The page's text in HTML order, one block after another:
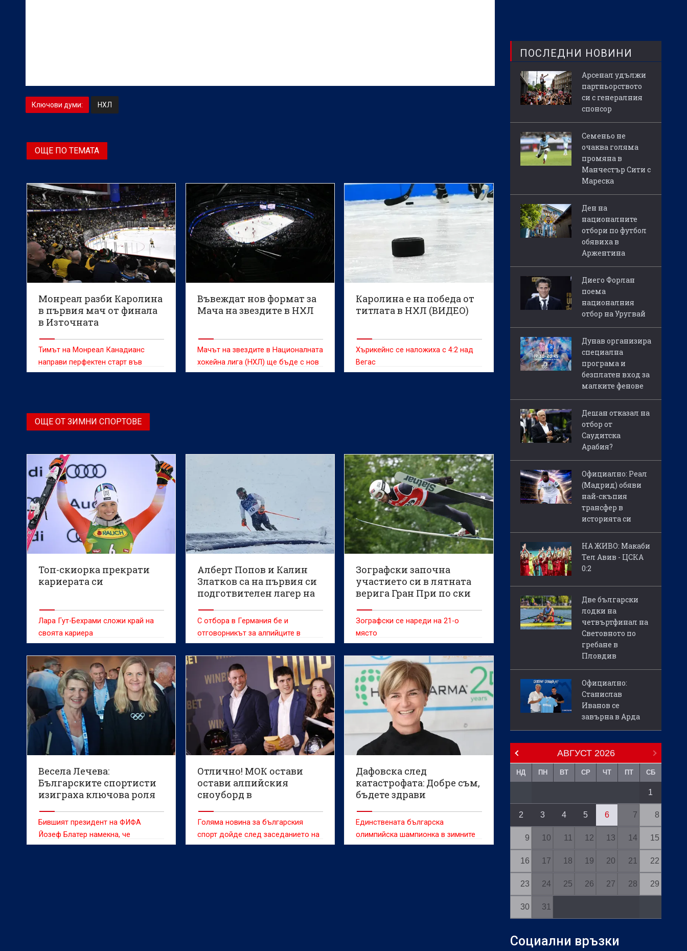
Ключови думи: НХЛ
ОЩЕ ПО ТЕМАТА
Монреал разби Каролина
в първия мач от финала
в Източната
Тимът на Монреал Канадианс
направи перфектен старт във
финала на Източната конференция
Хърисейнс с 6:2.
Въвеждат нов формат за
Мача на звездите в НХЛ
Мачът на звездите в Националната
хокейна лига (НХЛ) ще бъде с нов
формат от следващата година,
Каролина е на победа от
титлата в НХЛ (ВИДЕО)
Хърикейнс се наложиха с 4:2 над
Вегас
ОЩЕ ОТ ЗИМНИ СПОРТОВЕ
Топ-скиорка прекрати
кариерата си
Лара Гут-Бехрами сложи край на
своята кариера
Алберт Попов и Калин
Златков са на първия си
подготвителен лагер на
С отбора в Германия бе и
отговорникът за алпийците в
БФСки Иван Каневчев
Зографски започна
участието си в лятната
верига Гран При по ски
Зографски се нареди на 21-о
място
Весела Лечева:
Българските спортисти
изиграха ключова роля
сноуборда
Бившият президент на ФИФА
Йозеф Блатер намекна, че
наследникът му Джани Инфантино
Отлично! МОК остави
остави алпийския
сноуборд в
Голяма новина за българския
спорт дойде след заседанието на
Изпълнителното бюро на
Дафовска след
катастрофата: Добре съм,
бъдете здрави
Единствената българска
олимпийска шампионка в зимните
спортове Екатерина Дафовска
ПОСЛЕДНИ НОВИНИ
Арсенал удължи
партньорството
си с генералния
спонсор
Семеньо не
очаква голяма
промяна в
Манчестър Сити с
Мареска
Ден на
националните
отбори по футбол
обявиха в
Аржентина
Диего Форлан
поема
националния
отбор на Уругвай
Дунав организира
специална
програма и
безплатен вход за
малките фенове
Дешан отказал на
отбор от
Саудитска
Арабия?
Официално: Реал
(Мадрид) обяви
най-скъпия
трансфер в
историята си
НА ЖИВО: Макаби
Тел Авив - ЦСКА
0:2
Две български
лодки на
четвъртфинал на
Световното по
гребане в
Пловдив
Официално:
Станислав
Иванов се
завърна в Арда
АВГУСТ 2026
НД ПН ВТ СР ЧТ ПТ СБ
1
2 3 4 5 6 7 8
9 10 11 12 13 14 15
16 17 18 19 20 21 22
23 24 25 26 27 28 29
30 31
Социални връзки